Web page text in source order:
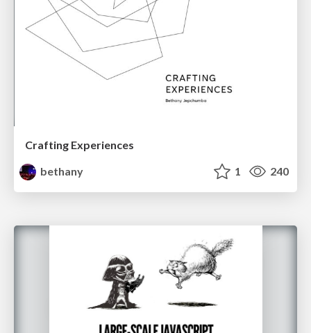
Crafting Experiences
bethany
1 240